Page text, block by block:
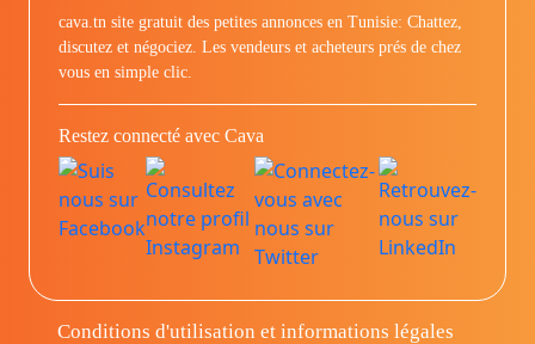
cava.tn site gratuit des petites annonces en Tunisie: Chattez,
discutez et négociez. Les vendeurs et acheteurs prés de chez
vous en simple clic.
Restez connecté avec Cava
Conditions d'utilisation et informations légales